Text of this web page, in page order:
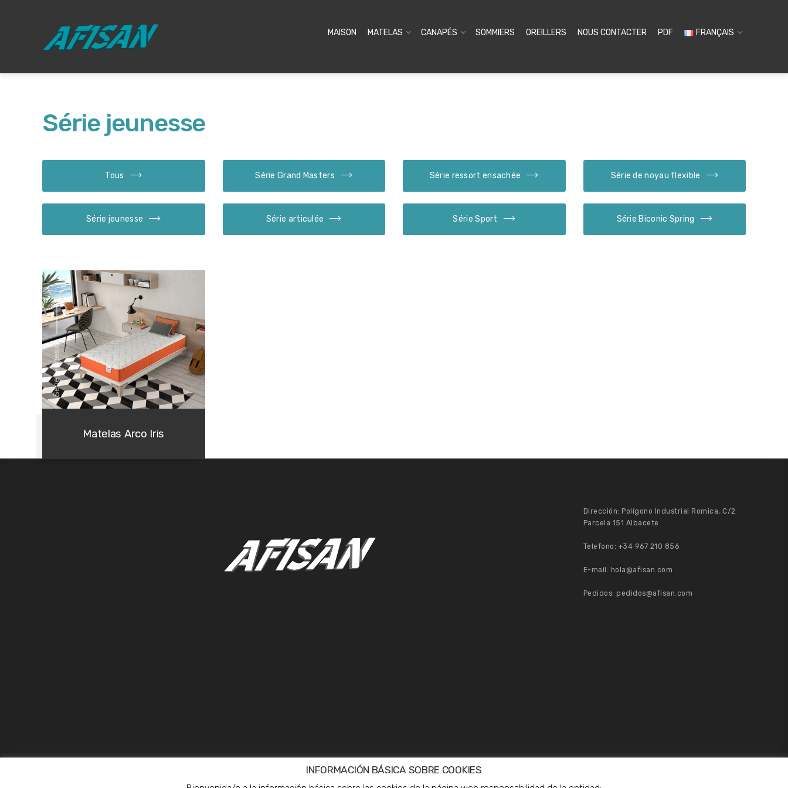
MAISON MATELAS CANAPÉS SOMMIERS OREILLERS NOUS CONTACTER PDF FRANÇAIS
Série jeunesse
Tous Série Grand Masters Série ressort ensachée Série de noyau flexible
Série jeunesse Série articulée Série Sport Série Biconic Spring
Série jeunesse
Matelas Arco Iris
Dirección: Polígono Industrial Romica, C/2
Parcela 151 Albacete
Telefono: +34 967 210 856
E-mail: hola@afisan.com
Pedidos: pedidos@afisan.com
INFORMACIÓN BÁSICA SOBRE COOKIES